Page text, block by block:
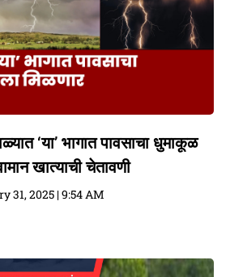
‘या’ भागात पावसाचा धुमाकूळ
खात्याची चेतावणी
31, 2025 9:54 AM